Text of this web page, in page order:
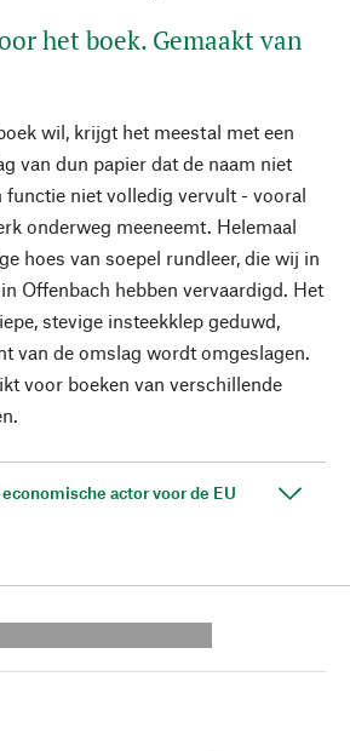
het boek. Gemaakt van
wil, krijgt het meestal met een
van dun papier dat de naam niet
functie niet volledig vervult - vooral
onderweg meeneemt. Helemaal
hoes van soepel rundleer, die wij in
Offenbach hebben vervaardigd. Het
stevige insteekklep geduwd,
van de omslag wordt omgeslagen.
voor boeken van verschillende
actor voor de EU